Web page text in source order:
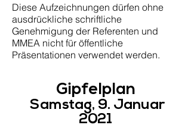
Diese Aufzeichnungen dürfen ohne
ausdrückliche schriftliche
Genehmigung der Referenten und
MMEA nicht für öffentliche
Präsentationen verwendet werden.
Gipfelplan
Samstag, 9. Januar
2021